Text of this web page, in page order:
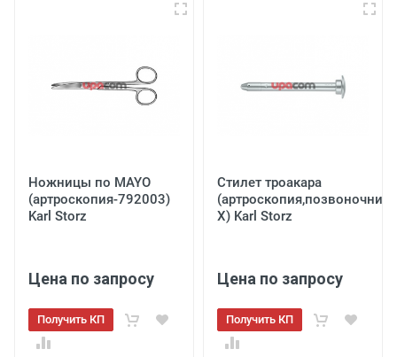
Ножницы по MAYO
(артроскопия-792003)
Karl Storz
Цена по запросу
Получить КП
Стилет троакара
X) Karl Storz
Цена по запросу
Получить КП